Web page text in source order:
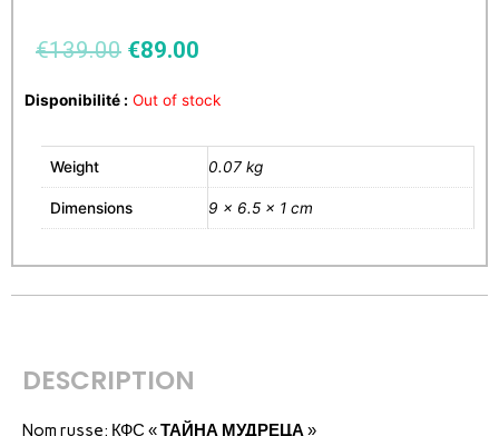
€139.00 €89.00
Disponibilité : Out of stock
Weight 0.07 kg
Dimensions 9 × 6.5 × 1 cm
DESCRIPTION
Nom russe: КФС «ТАЙНА МУДРЕЦА»